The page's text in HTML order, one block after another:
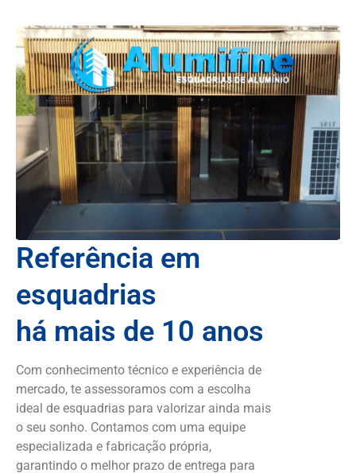
Referência em
esquadrias
há mais de 10 anos
Com conhecimento técnico e experiência de
mercado, te assessoramos com a escolha
ideal de esquadrias para valorizar ainda mais
o seu sonho. Contamos com uma equipe
especializada e fabricação própria,
garantindo o melhor prazo de entrega para